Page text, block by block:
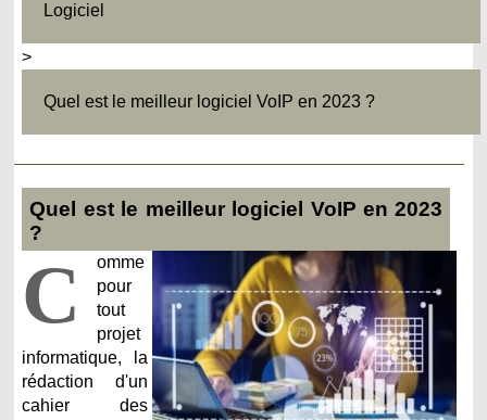
Logiciel
>
Quel est le meilleur logiciel VoIP en 2023 ?
Quel est le meilleur logiciel VoIP en 2023
?
C
omme
pour
tout
projet
informatique, la
rédaction d'un
cahier des